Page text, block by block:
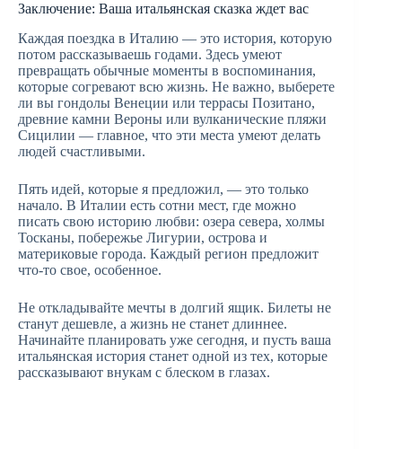
Заключение: Ваша итальянская сказка ждет вас
Каждая поездка в Италию — это история, которую
потом рассказываешь годами. Здесь умеют
превращать обычные моменты в воспоминания,
которые согревают всю жизнь. Не важно, выберете
ли вы гондолы Венеции или террасы Позитано,
древние камни Вероны или вулканические пляжи
Сицилии — главное, что эти места умеют делать
людей счастливыми.
Пять идей, которые я предложил, — это только
начало. В Италии есть сотни мест, где можно
писать свою историю любви: озера севера, холмы
Тосканы, побережье Лигурии, острова и
материковые города. Каждый регион предложит
что-то свое, особенное.
Не откладывайте мечты в долгий ящик. Билеты не
станут дешевле, а жизнь не станет длиннее.
Начинайте планировать уже сегодня, и пусть ваша
итальянская история станет одной из тех, которые
рассказывают внукам с блеском в глазах.